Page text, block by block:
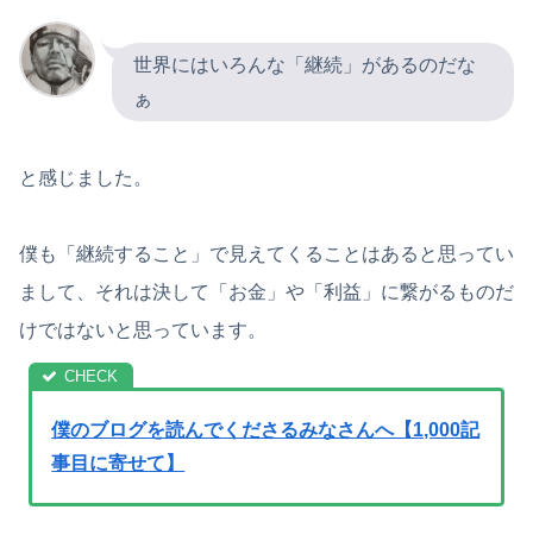
世界にはいろんな「継続」があるのだな
ぁ
と感じました。
僕も「継続すること」で見えてくることはあると思ってい
まして、それは決して「お金」や「利益」に繋がるものだ
けではないと思っています。
僕のブログを読んでくださるみなさんへ【1,000記
事目に寄せて】